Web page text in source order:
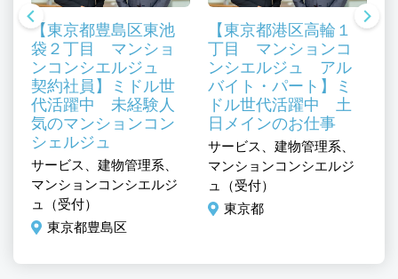
【東京都豊島区東池
袋２丁目 マンショ
ンコンシエルジュ
契約社員】ミドル世
代活躍中 未経験人
気のマンションコン
シェルジュ
サービス、建物管理系、
マンションコンシエルジ
ュ（受付）
東京都豊島区
【東京都港区高輪１
丁目 マンションコ
ンシエルジュ アル
バイト・パート】ミ
ドル世代活躍中 土
日メインのお仕事
サービス、建物管理系、
マンションコンシエルジ
ュ（受付）
東京都